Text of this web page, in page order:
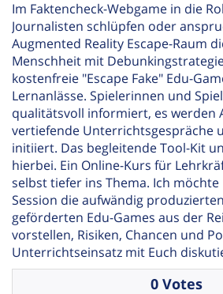
Im Faktencheck-Webgame in die
Journalisten schlüpfen oder
Augmented Reality Escape-Raum
Menschheit mit
kostenfreie "Escape Fake" Edu-
Lernanlässe. Spielerinnen und
qualitätsvoll informiert, es werden
vertiefende Unterrichtsgespräche
initiiert. Das begleitende Tool-Kit
hierbei. Ein Online-Kurs für
selbst tiefer ins Thema. Ich
Session die aufwändig
geförderten Edu-Games aus der
vorstellen, Risiken, Chancen und
Unterrichtseinsatz mit Euch
0 Votes